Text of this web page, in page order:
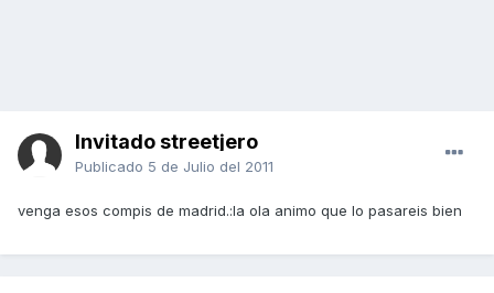
Invitado streetjero
Publicado 5 de Julio del 2011
venga esos compis de madrid.:la ola animo que lo pasareis bien